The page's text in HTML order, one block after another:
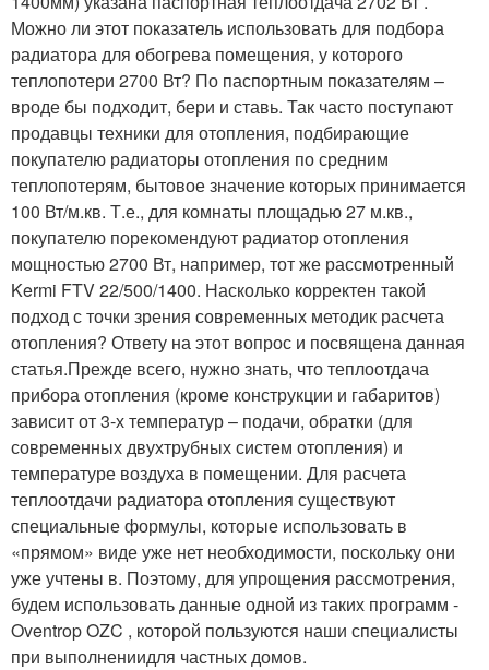
Можно ли этот показатель использовать для подбора
радиатора для обогрева помещения, у которого
теплопотери 2700 Вт? По паспортным показателям –
вроде бы подходит, бери и ставь. Так часто поступают
продавцы техники для отопления, подбирающие
покупателю радиаторы отопления по средним
теплопотерям, бытовое значение которых принимается
100 Вт/м.кв. Т.е., для комнаты площадью 27 м.кв.,
покупателю порекомендуют радиатор отопления
мощностью 2700 Вт, например, тот же рассмотренный
Kermi FTV 22/500/1400. Насколько корректен такой
подход с точки зрения современных методик расчета
отопления? Ответу на этот вопрос и посвящена данная
статья.Прежде всего, нужно знать, что теплоотдача
прибора отопления (кроме конструкции и габаритов)
зависит от 3-х температур – подачи, обратки (для
современных двухтрубных систем отопления) и
температуре воздуха в помещении. Для расчета
теплоотдачи радиатора отопления существуют
специальные формулы, которые использовать в
«прямом» виде уже нет необходимости, поскольку они
уже учтены в. Поэтому, для упрощения рассмотрения,
будем использовать данные одной из таких программ -
Oventrop OZC , которой пользуются наши специалисты
при выполнениидля частных домов.